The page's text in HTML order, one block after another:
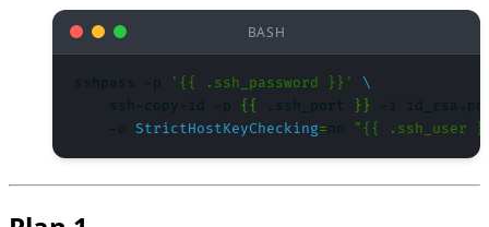
sshpass -p '{{ .ssh_password }}'
    ssh-copy-id -p
{{ .ssh_port }} -i
    -o
StrictHostKeyChecking=no "{{ .ssh_user